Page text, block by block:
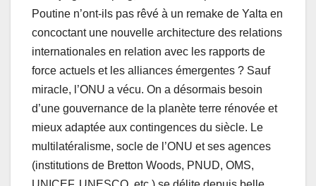
Poutine n’ont-ils pas rêvé à un remake de Yalta en
concoctant une nouvelle architecture des relations
internationales en relation avec les rapports de
force actuels et les alliances émergentes ? Sauf
miracle, l’ONU a vécu. On a désormais besoin
d’une gouvernance de la planète terre rénovée et
mieux adaptée aux contingences du siècle. Le
multilatéralisme, socle de l’ONU et ses agences
(institutions de Bretton Woods, PNUD, OMS,